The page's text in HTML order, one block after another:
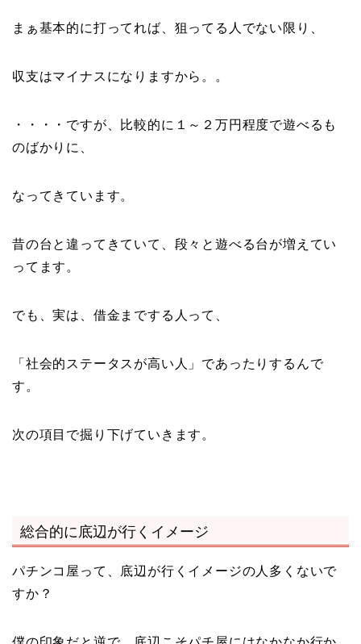
まぁ基本的に打ってれば、狙ってる人でない限り、
収支はマイナスになりますから。。
・・・・ですが、比較的に１～２万円程度で遊べるも
のばかりに、
なってきています。
昔の台と違ってきていて、段々と遊べる台が増えてい
ってます。
でも、実は、借金までする人って、
「社会的ステータスが高い人」であったりするんで
す。
次の項目で掘り下げていきます。
総合的に底辺が行くイメージ
パチンコ屋って、底辺が行くイメージの人多くないで
すか？